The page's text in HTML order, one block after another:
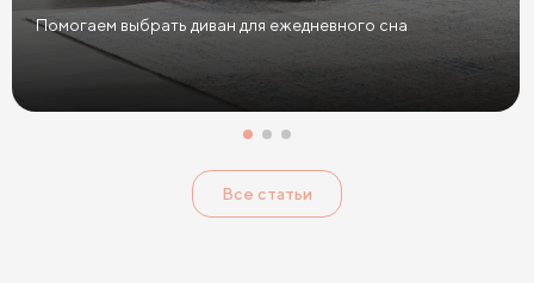
Кровати в скандинавском стиле
Кровати в классическом стиле Кровати без изголовья
Кровати с низким изголовьем
Кровати с мягким изголовьем Кровати светлых цветов
Помогаем выбрать диван для ежедневного сна
Все статьи